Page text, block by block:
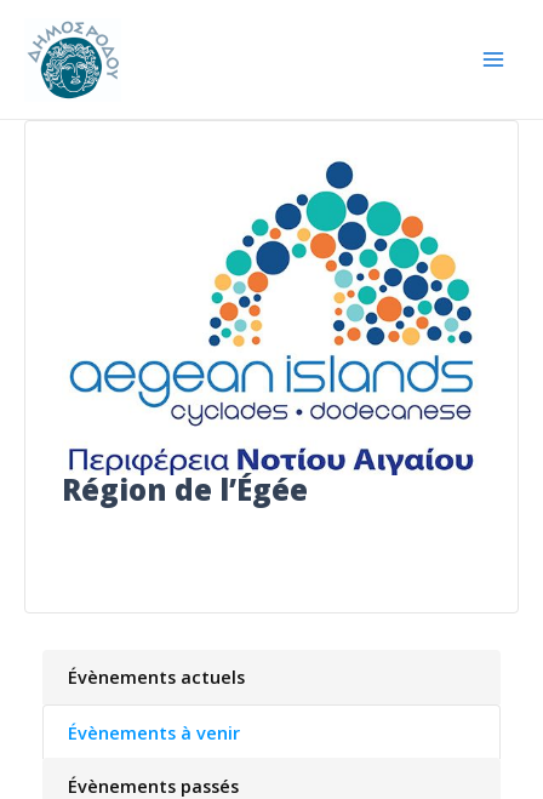
contenu
Région de l’Égée
Évènements actuels
Évènements à venir
Évènements passés
des
articles